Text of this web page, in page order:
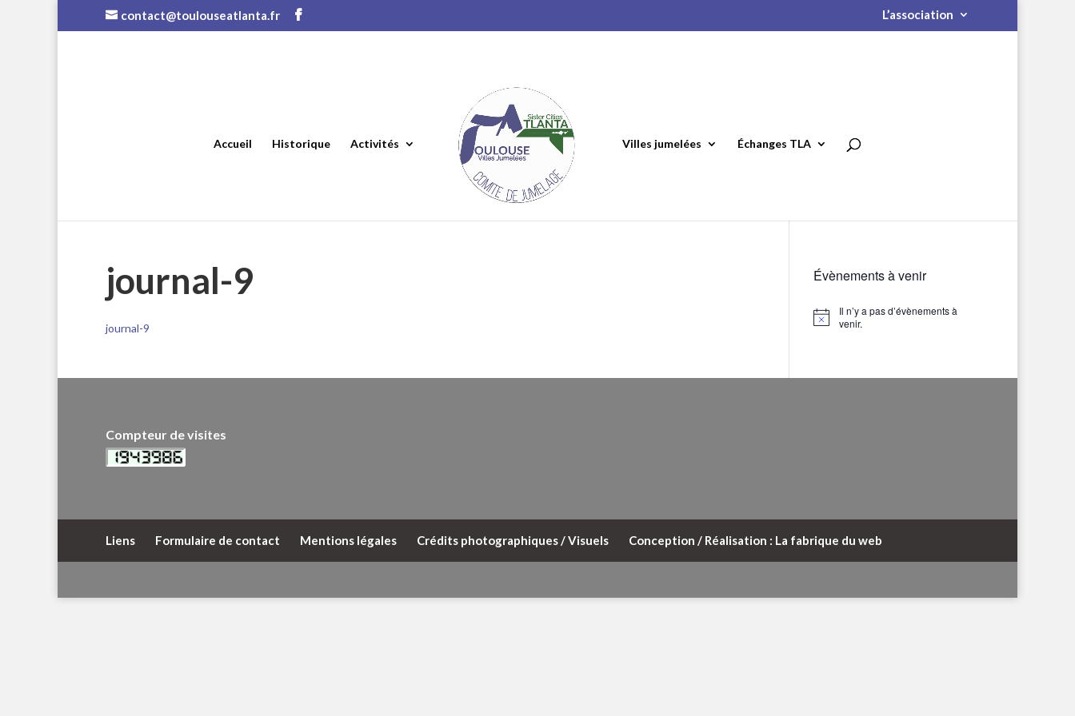
contact@toulouseatlanta.fr L’association
Accueil Historique Activités Villes jumelées Échanges TLA
journal-9
journal-9
Évènements à venir
Notice
Il n’y a pas d’évènements à
venir.
Compteur de visites
Liens Formulaire de contact Mentions légales Crédits photographiques / Visuels Conception / Réalisation : La fabrique du web